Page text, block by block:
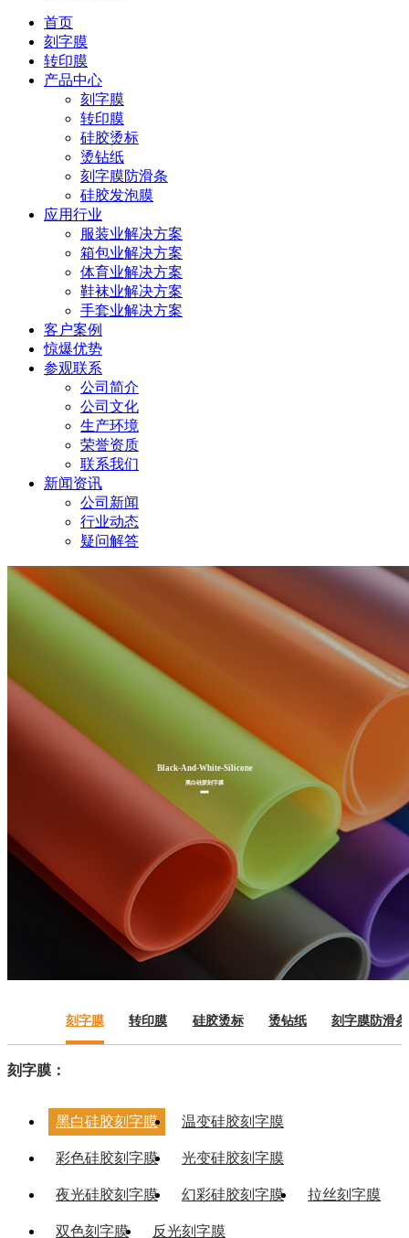
首页
刻字膜
转印膜
产品中心
刻字膜
转印膜
硅胶烫标
烫钻纸
刻字膜防滑条
硅胶发泡膜
应用行业
服装业解决方案
箱包业解决方案
体育业解决方案
鞋袜业解决方案
手套业解决方案
客户案例
惊爆优势
参观联系
公司简介
公司文化
生产环境
荣誉资质
联系我们
新闻资讯
公司新闻
行业动态
疑问解答
Black-And-White-Silicone
黑白硅胶刻字膜
刻字膜 转印膜 硅胶烫标 烫钻纸 刻字膜防滑条
刻字膜：
黑白硅胶刻字膜 温变硅胶刻字膜
彩色硅胶刻字膜 光变硅胶刻字膜
夜光硅胶刻字膜 幻彩硅胶刻字膜 拉丝刻字膜
双色刻字膜 反光刻字膜